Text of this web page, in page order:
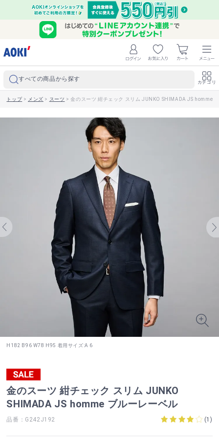
すべての商品から探す カテゴリ
トップ> メンズ > スーツ >金のスーツ 紺チェック スリム JUNKO SHIMADA JS homme
H182 B96 W78 H95 着用サイズ:A 6
金のスーツ 紺チェック スリム JUNKO
SHIMADA JS homme ブルーレーベル
品番：G242J192 (1 )